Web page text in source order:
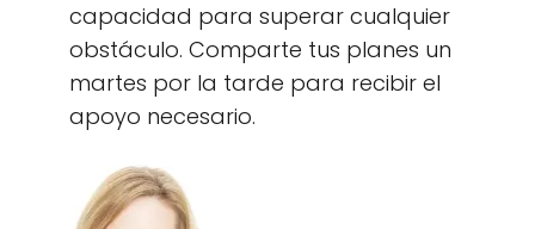
capacidad para superar cualquier
obstáculo. Comparte tus planes un
martes por la tarde para recibir el
apoyo necesario.